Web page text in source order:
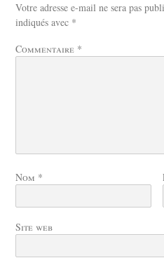
Votre adresse e-mail ne sera pas
indiqués avec *
Commentaire *
Nom *
Site web